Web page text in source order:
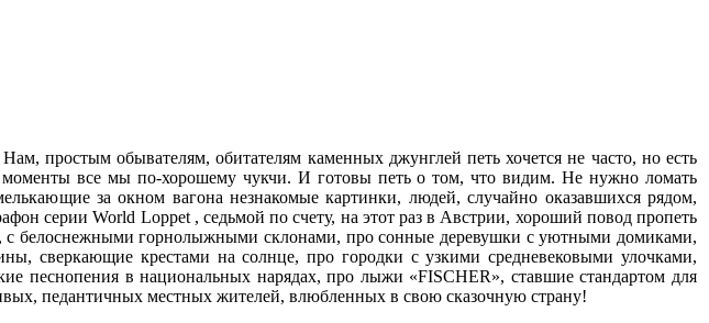
простым обывателям, обитателям каменных джунглей петь хочется не часто, но есть
все мы по-хорошему чукчи. И готовы петь о том, что видим. Не нужно ломать
за окном вагона незнакомые картинки, людей, случайно оказавшихся рядом,
серии World Loppet , седьмой по счету, на этот раз в Австрии, хороший повод пропеть
белоснежными горнолыжными склонами, про сонные деревушки с уютными домиками,
сверкающие крестами на солнце, про городки с узкими средневековыми улочками,
песнопения в национальных нарядах, про лыжи «FISCHER», ставшие стандартом для
педантичных местных жителей, влюбленных в свою сказочную страну!